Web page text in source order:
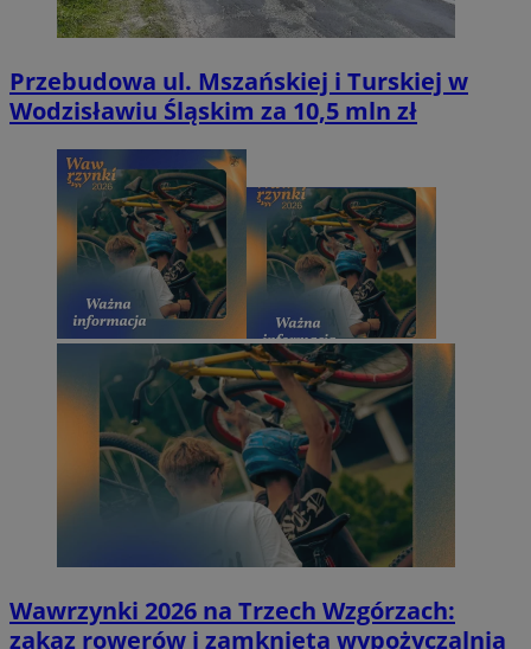
Przebudowa ul. Mszańskiej i Turskiej w
Wodzisławiu Śląskim za 10,5 mln zł
Wawrzynki 2026 na Trzech Wzgórzach:
zakaz rowerów i zamknięta wypożyczalnia